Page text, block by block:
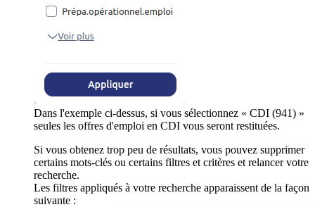
Dans l'exemple ci-dessus, si vous sélectionnez « CDI (941) »
seules les offres d'emploi en CDI vous seront restituées.
Si vous obtenez trop peu de résultats, vous pouvez supprimer
certains mots-clés ou certains filtres et critères et relancer votre
recherche.
Les filtres appliqués à votre recherche apparaissent de la façon
suivante :